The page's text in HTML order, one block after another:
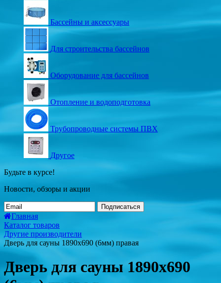
Бассейны и аксессуары
Для строительства бассейнов
Оборудование для бассейнов
Отопление и водоподготовка
Трубопроводные системы ПВХ
Другое
Будьте в курсе!
Новости, обзоры и акции
Подписаться
Главная
Каталог товаров
Другие производители
Дверь для сауны 1890х690 (6мм) правая
Дверь для сауны 1890х690